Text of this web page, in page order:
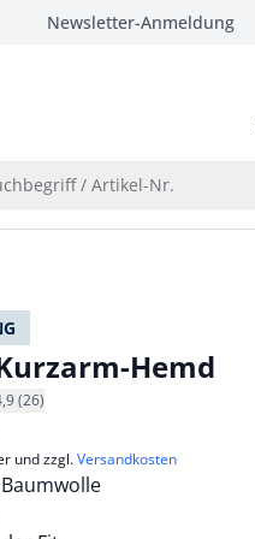
Newsletter-Anmeldung
/ Artikel-Nr.
Hemd
(26)
und zzgl.Versandkosten